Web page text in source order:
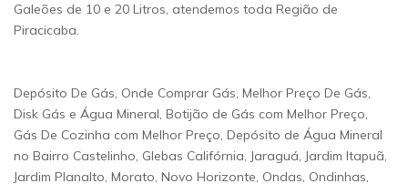
Galeões de 10 e 20 Litros, atendemos toda Região de
Piracicaba.
Depósito De Gás, Onde Comprar Gás, Melhor Preço De Gás,
Disk Gás e Água Mineral, Botijão de Gás com Melhor Preço,
Gás De Cozinha com Melhor Preço, Depósito de Água Mineral
no Bairro Castelinho, Glebas Califórnia, Jaraguá, Jardim Itapuã,
Jardim Planalto, Morato, Novo Horizonte, Ondas, Ondinhas,